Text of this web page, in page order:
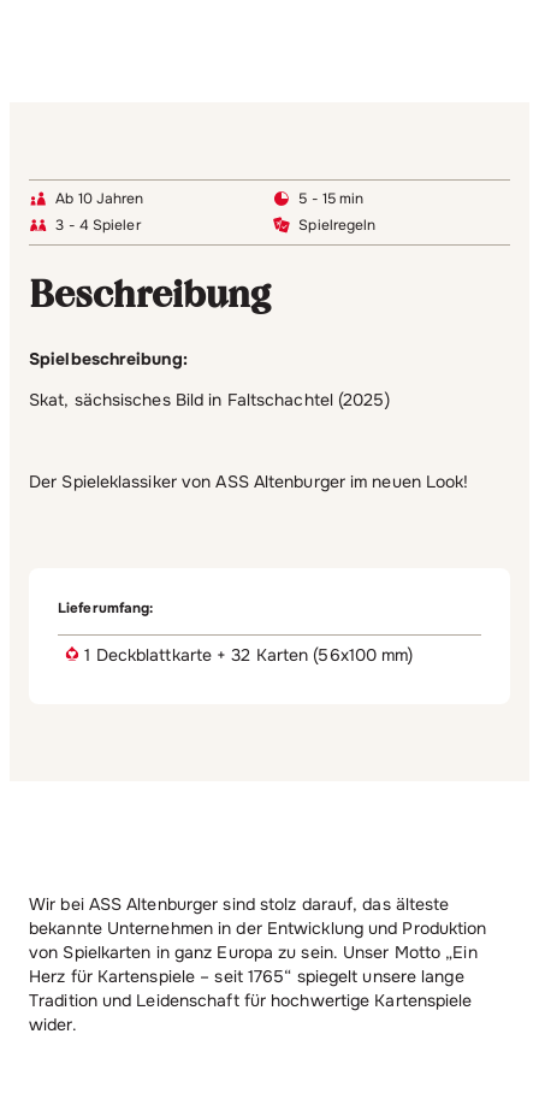
Ab 10 Jahren
5 - 15 min
3 - 4 Spieler
Spielregeln
Beschreibung
Spielbeschreibung:
Skat, sächsisches Bild in Faltschachtel (2025)
Der Spieleklassiker von ASS Altenburger im neuen Look!
Lieferumfang:
1 Deckblattkarte + 32 Karten (56x100 mm)
Wir bei ASS Altenburger sind stolz darauf, das älteste
bekannte Unternehmen in der Entwicklung und Produktion
von Spielkarten in ganz Europa zu sein. Unser Motto „Ein
Herz für Kartenspiele – seit 1765“ spiegelt unsere lange
Tradition und Leidenschaft für hochwertige Kartenspiele
wider.